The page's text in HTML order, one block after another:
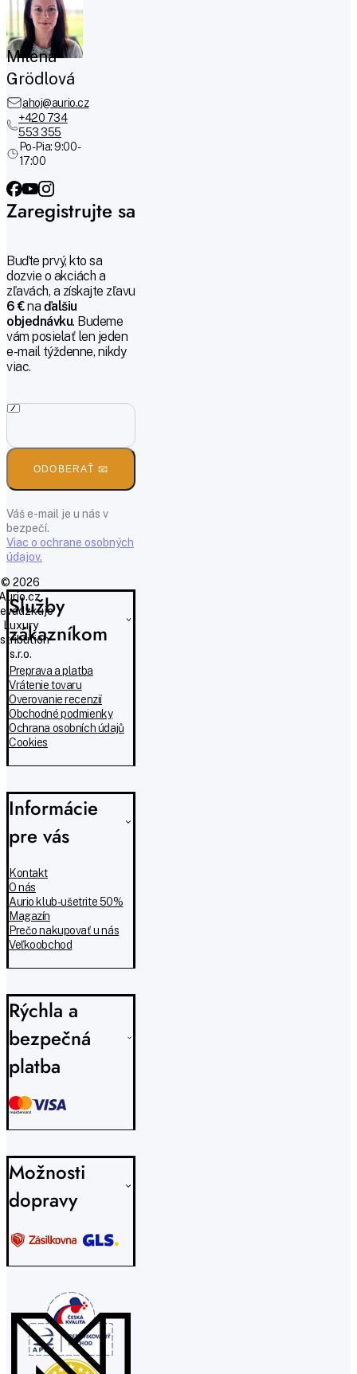
Milena
Grödlová
ahoj@aurio.cz
+420 734
553 355
Po-Pia: 9:00 -
17:00
Služby
zákazníkom
Preprava a platba
Vrátenie tovaru
Overovanie recenzií
Obchodné podmienky
Ochrana osobních údajů
Cookies
Informácie
pre vás
Kontakt
O nás
Aurio klub - ušetrite 50%
Magazín
Prečo nakupovať u nás
Veľkoobchod
Zaregistrujte sa
Buďte prvý, kto sa
dozvie o akciách a
zľavách, a získajte zľavu
6 €na ďalšiu
objednávku. Budeme
vám posielať len jeden
e-mail týždenne, nikdy
viac.
ODOBERAŤ 📧
Váš e-mail je u nás v
bezpečí.
Viac o ochrane osobných
údajov.
Rýchla a
bezpečná
platba
Možnosti
dopravy
© 2026
Luxury
s.r.o.